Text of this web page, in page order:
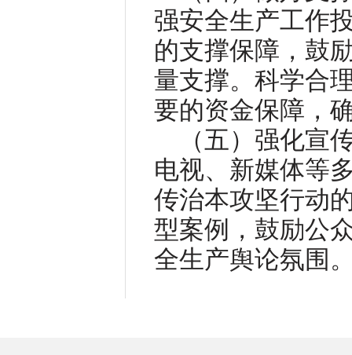
强安全生产工作
的支撑保障，鼓
量支撑。科学合
要的资金保障，
（五）强化宣
电视、新媒体等
传治本攻坚行动
型案例，鼓励公
全生产舆论氛围